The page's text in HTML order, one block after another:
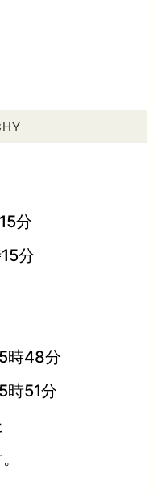
分
分
時48分
時51分